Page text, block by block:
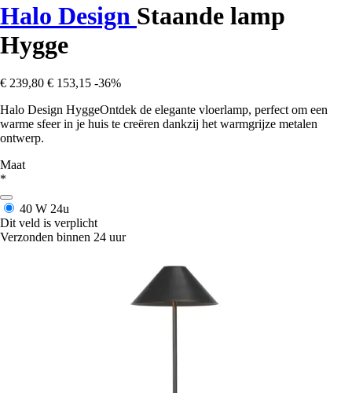
Halo Design Staande lamp
Hygge
€ 239,80 € 153,15 -36%
Halo Design HyggeOntdek de elegante vloerlamp, perfect om een
warme sfeer in je huis te creëren dankzij het warmgrijze metalen
ontwerp.
Maat
*
40 W 24u
Dit veld is verplicht
Verzonden binnen 24 uur